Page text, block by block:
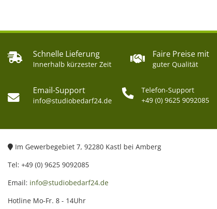
Schnelle Lieferung
Innerhalb kürzester Zeit
Faire Preise mit
guter Qualität
Email-Support
info@studiobedarf24.de
Telefon-Support
+49 (0) 9625 9092085
Im Gewerbegebiet 7, 92280 Kastl bei Amberg
Tel: +49 (0) 9625 9092085
Email: info@studiobedarf24.de
Hotline Mo-Fr. 8 - 14Uhr